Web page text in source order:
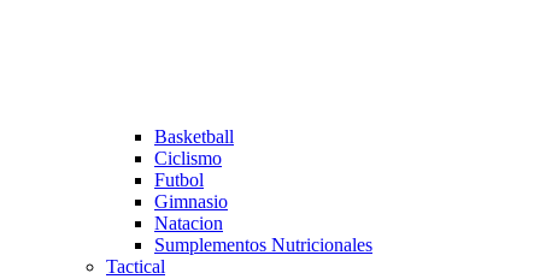
Basketball
Ciclismo
Futbol
Gimnasio
Natacion
Sumplementos Nutricionales
Tactical